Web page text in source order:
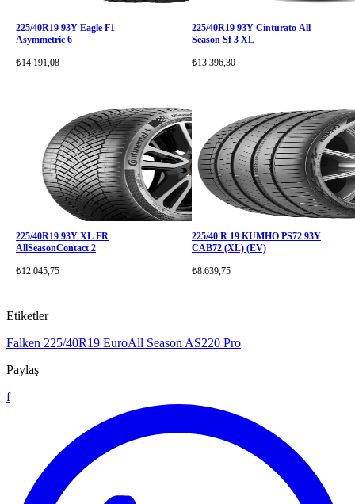
225/40R19 93Y Eagle F1
Asymmetric 6
₺14.191,08
225/40R19 93Y Cinturato All
Season Sf 3 XL
₺13.396,30
225/40R19 93Y XL FR
AllSeasonContact 2
₺12.045,75
225/40 R 19 KUMHO PS72 93Y
CAB72 (XL) (EV)
₺8.639,75
Etiketler
Falken 225/40R19 EuroAll Season AS220 Pro
Paylaş
f